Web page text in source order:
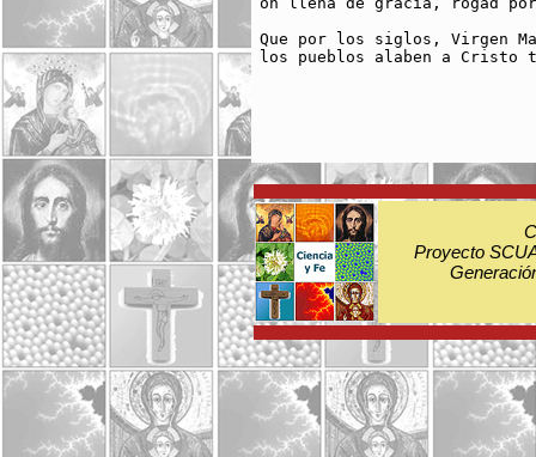
Que por los siglos, Virgen
los pueblos alaben a
Proyecto